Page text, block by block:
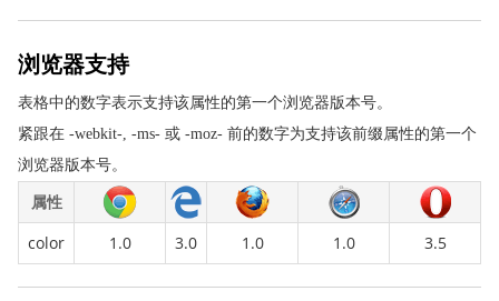
border-bottom-left-radius
border-bottom-right-radius
border-bottom-style
border-bottom-width
border-collapse
border-color
border-image
浏览器支持
表格中的数字表示支持该属性的第一个浏览器版本号。
紧跟在 -webkit-, -ms- 或 -moz- 前的数字为支持该前缀属性的第一个
浏览器版本号。
属性
color
1.0 3.0 1.0 1.0 3.5